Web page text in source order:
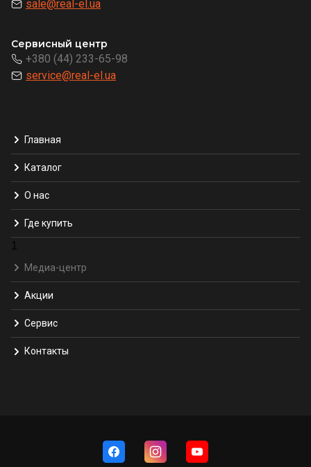
sale@real-el.ua
Сервисный центр
+380 (44) 233-65-98
service@real-el.ua
Главная
Каталог
О нас
Где купить
1
Медиа-центр
Акции
Сервис
Контакты